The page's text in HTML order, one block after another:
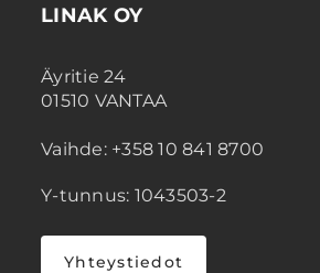
LINAK OY
Äyritie 24
01510 VANTAA
Vaihde: +358 10 841 8700
Y-tunnus: 1043503-2
Yhteystiedot